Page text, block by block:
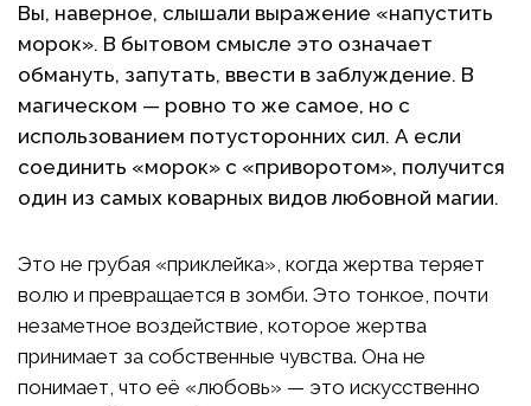
Вы, наверное, слышали выражение «напустить
морок». В бытовом смысле это означает
обмануть, запутать, ввести в заблуждение. В
магическом — ровно то же самое, но с
использованием потусторонних сил. А если
соединить «морок» с «приворотом», получится
один из самых коварных видов любовной магии.
Это не грубая «приклейка», когда жертва теряет
волю и превращается в зомби. Это тонкое, почти
незаметное воздействие, которое жертва
принимает за собственные чувства. Она не
понимает, что её «любовь» — это искусственно